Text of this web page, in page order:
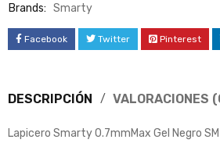
Brands: Smarty
Facebook Twitter Pinterest
DESCRIPCIÓN VALORACIONES
Lapicero Smarty 0.7mmMax Gel Negro